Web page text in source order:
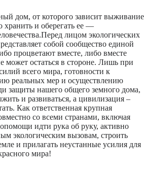
дом, от которого зависит выживание
хранить и оберегать ее —
Перед лицом экологических
собой сообщество единой
процветают вместе, либо вместе
может остаться в стороне. Лишь при
всего мира, готовности к
реальных мер и осуществлению
защиты нашего общего земного дома,
и развиваться, а цивилизация –
Как ответственная крупная
со всеми странами, включая
идти рука об руку, активно
экологическим вызовам, строить
и прилагать неустанные усилия для
мира!